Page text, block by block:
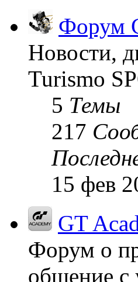
Форум
Новости,
Turismo
5 Темы
217
15 фев
GT
Форум о
общение с